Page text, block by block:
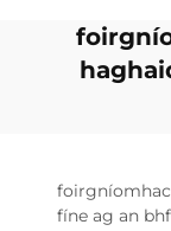
fíne ag an